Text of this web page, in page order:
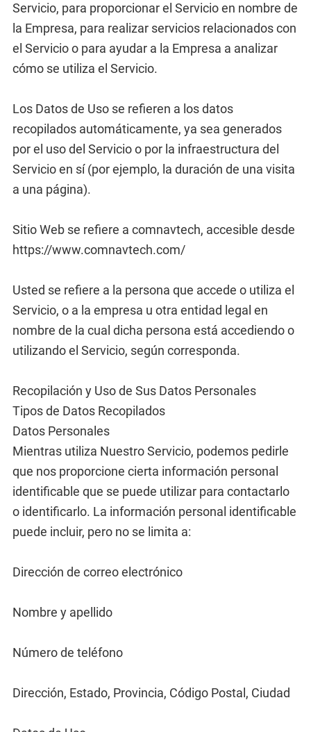
Servicio, para proporcionar el Servicio en nombre de
la Empresa, para realizar servicios relacionados con
el Servicio o para ayudar a la Empresa a analizar
cómo se utiliza el Servicio.
Los Datos de Uso se refieren a los datos
recopilados automáticamente, ya sea generados
por el uso del Servicio o por la infraestructura del
Servicio en sí (por ejemplo, la duración de una visita
a una página).
Sitio Web se refiere a comnavtech, accesible desde
https://www.comnavtech.com/
Usted se refiere a la persona que accede o utiliza el
Servicio, o a la empresa u otra entidad legal en
nombre de la cual dicha persona está accediendo o
utilizando el Servicio, según corresponda.
Recopilación y Uso de Sus Datos Personales
Tipos de Datos Recopilados
Datos Personales
Mientras utiliza Nuestro Servicio, podemos pedirle
que nos proporcione cierta información personal
identificable que se puede utilizar para contactarlo
o identificarlo. La información personal identificable
puede incluir, pero no se limita a:
Dirección de correo electrónico
Nombre y apellido
Número de teléfono
Dirección, Estado, Provincia, Código Postal, Ciudad